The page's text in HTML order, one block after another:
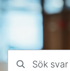
Hoppa till innehåll